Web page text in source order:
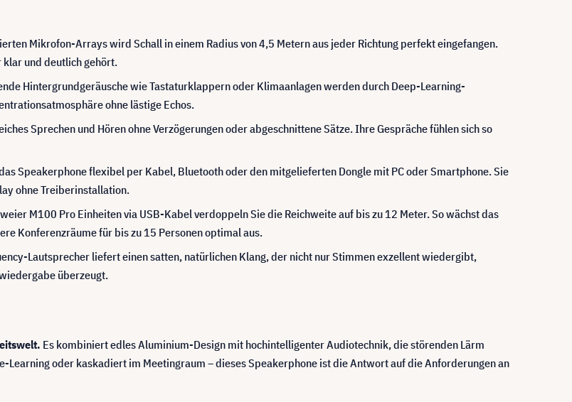
Mikrofon-Arrays wird Schall in einem Radius von 4,5 Metern aus jeder Richtung perfekt eingefangen.
klar und deutlich gehört.
Hintergrundgeräusche wie Tastaturklappern oder Klimaanlagen werden durch Deep-Learning-
ohne lästige Echos.
Sprechen und Hören ohne Verzögerungen oder abgeschnittene Sätze. Ihre Gespräche fühlen sich so
Speakerphone flexibel per Kabel, Bluetooth oder den mitgelieferten Dongle mit PC oder Smartphone. Sie
ohne Treiberinstallation.
M100 Pro Einheiten via USB-Kabel verdoppeln Sie die Reichweite auf bis zu 12 Meter. So wächst das
Konferenzräume für bis zu 15 Personen optimal aus.
Lautsprecher liefert einen satten, natürlichen Klang, der nicht nur Stimmen exzellent wiedergibt,
überzeugt.
Es kombiniert edles Aluminium-Design mit hochintelligenter Audiotechnik, die störenden Lärm
oder kaskadiert im Meetingraum – dieses Speakerphone ist die Antwort auf die Anforderungen an